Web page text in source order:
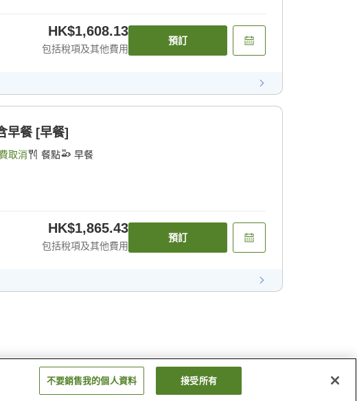
HK$1,608.13
包括稅項及其他費用
預訂
早餐 [早餐]
取消 餐點 早餐
HK$1,865.43
包括稅項及其他費用
預訂
不要銷售我的個人資料 接受所有